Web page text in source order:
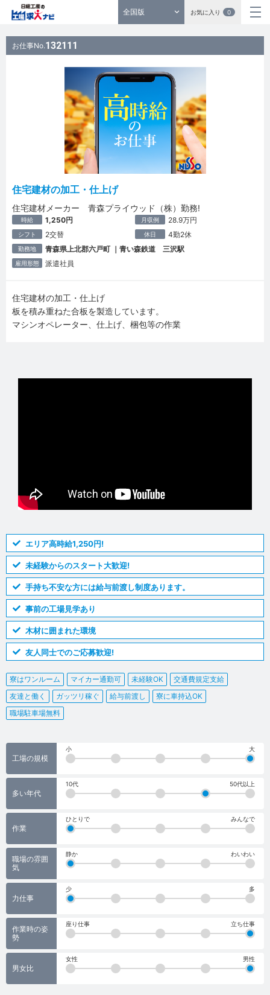
全国版 お気に入り 0
お仕事No.132111
住宅建材の加工・仕上げ
住宅建材メーカー 青森プライウッド（株）勤務!
時給 1,250円 月収例 28.9万円
シフト 2交替 休日 4勤2休
勤務地 青森県上北郡六戸町 ｜青い森鉄道 三沢駅
雇用形態 派遣社員
住宅建材の加工・仕上げ
板を積み重ねた合板を製造しています。
マシンオペレーター、仕上げ、梱包等の作業
エリア高時給1,250円!
未経験からのスタート大歓迎!
手持ち不安な方には給与前渡し制度あります。
事前の工場見学あり
木材に囲まれた環境
友人同士でのご応募歓迎!
寮はワンルーム マイカー通勤可 未経験OK
交通費規定支給
友達と働く
ガッツリ稼ぐ 給与前渡し
寮に車持込OK
職場駐車場無料
工場の規模
小 大
多い年代
10代 50代以上
作業
ひとりで みんなで
職場の雰囲
気
静か わいわい
力仕事
少 多
作業時の姿
勢
座り仕事 立ち仕事
男女比
女性 男性